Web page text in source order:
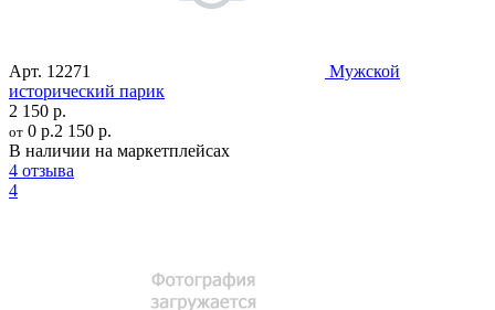
Арт. 12271
Мужской
исторический парик
2 150 р.
от 0 р.2 150 р.
В наличии на маркетплейсах
4 отзыва
4